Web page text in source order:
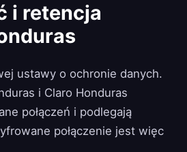
i retencja
ustawy o ochronie danych.
i Claro Honduras
połączeń i podlegają
połączenie jest więc